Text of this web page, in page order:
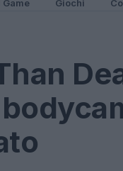
Game Giochi